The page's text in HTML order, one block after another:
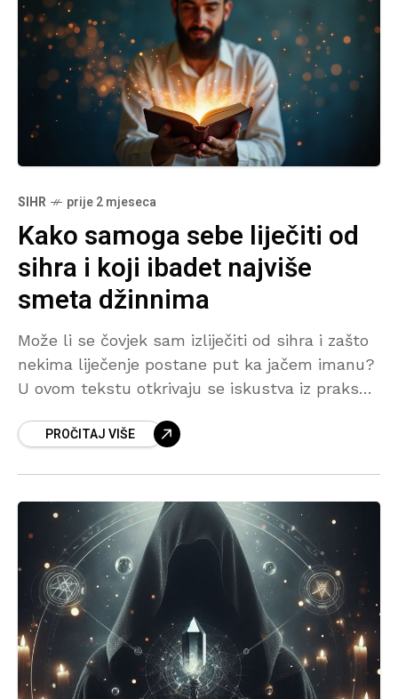
SIHR prije 2 mjeseca
Kako samoga sebe liječiti od
sihra i koji ibadet najviše
smeta džinnima
Može li se čovjek sam izliječiti od sihra i zašto
nekima liječenje postane put ka jačem imanu?
U ovom tekstu otkrivaju se iskustva iz prakse
tokom liječenja i razlozi zbog kojih određeni
protiv sihra, već prije svega jačati vezu sa
Allahom.
PROČITAJ VIŠE